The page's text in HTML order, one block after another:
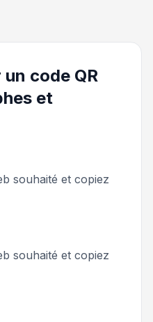
code QR
et
souhaité et copiez
souhaité et copiez